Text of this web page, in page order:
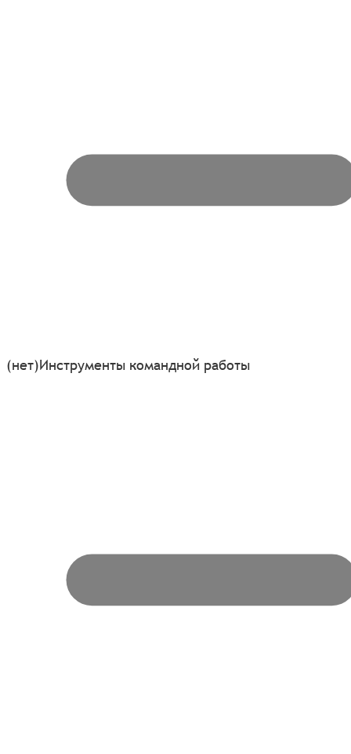
(нет)Инструменты командной работы